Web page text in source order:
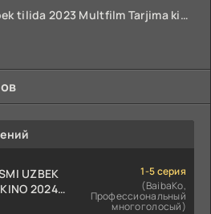
O'lik Kelin Uzbek tilida 2023 Multfilm Tarjima kino skachat
UZBEK
2024
HD Skachat
1-5 серия
(BaibaKo,
Профессиональный
многоголосый)